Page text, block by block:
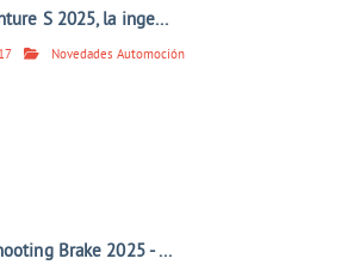
S 2025, la inge...
Novedades Automoción
Brake 2025 - ...